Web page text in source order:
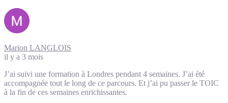
Marion LANGLOIS
il y a 3 mois
J’ai suivi une formation à Londres pendant 4 semaines. J’ai été
accompagnée tout le long de ce parcours. Et j’ai pu passer le TOIC
à la fin de ces semaines enrichissantes.